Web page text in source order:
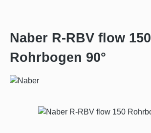
Naber R-RBV flow 150
Rohrbogen 90°
Bildergalerie überspringen